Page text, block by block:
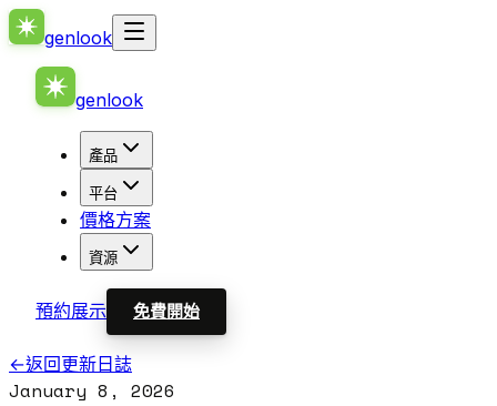
genlook
genlook
產品
平台
價格方案
資源
預約展示 免費開始
←返回更新日誌
January 8, 2026